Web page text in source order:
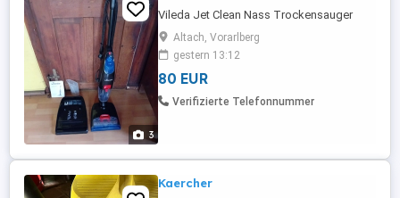
3
Vileda Jet Clean Nass Trockensauger
Altach, Vorarlberg
gestern 13:12
80 EUR
Verifizierte Telefonnummer
Kaercher